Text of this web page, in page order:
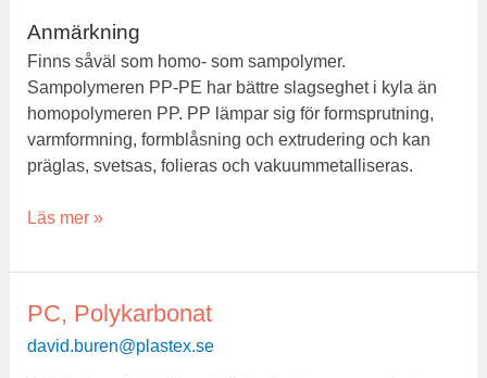
Anmärkning
Finns såväl som homo- som sampolymer.
Sampolymeren PP-PE har bättre slagseghet i kyla än
homopolymeren PP. PP lämpar sig för formsprutning,
varmformning, formblåsning och extrudering och kan
präglas, svetsas, folieras och vakuummetalliseras.
Läs mer »
PC, Polykarbonat
david.buren@plastex.se
PC,
Polykarbonat